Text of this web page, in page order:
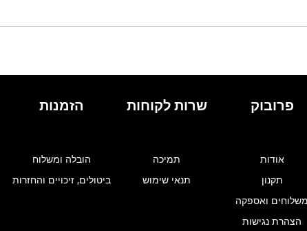
פרובוק
אודות
תקנון
משלוחים ואספקה
הצהרת נגישות
שרות לקוחות
תמיכה
תנאי שימוש
הזמנות
הובלה ומשלוח
ביטולים, זיכויים והחזרות